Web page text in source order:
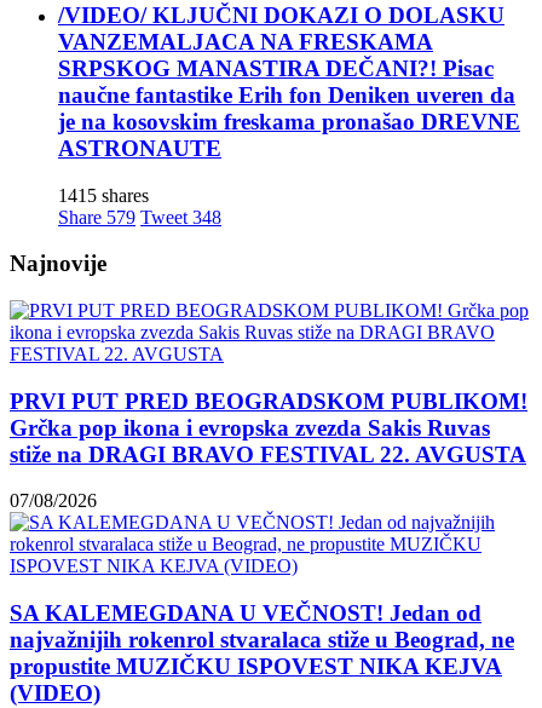
/VIDEO/ KLJUČNI DOKAZI O DOLASKU
VANZEMALJACA NA FRESKAMA
SRPSKOG MANASTIRA DEČANI?! Pisac
naučne fantastike Erih fon Deniken uveren da
je na kosovskim freskama pronašao DREVNE
ASTRONAUTE
1415 shares
Share 579 Tweet 348
Najnovije
PRVI PUT PRED BEOGRADSKOM PUBLIKOM!
Grčka pop ikona i evropska zvezda Sakis Ruvas
stiže na DRAGI BRAVO FESTIVAL 22. AVGUSTA
07/08/2026
SA KALEMEGDANA U VEČNOST! Jedan od
najvažnijih rokenrol stvaralaca stiže u Beograd, ne
propustite MUZIČKU ISPOVEST NIKA KEJVA
(VIDEO)